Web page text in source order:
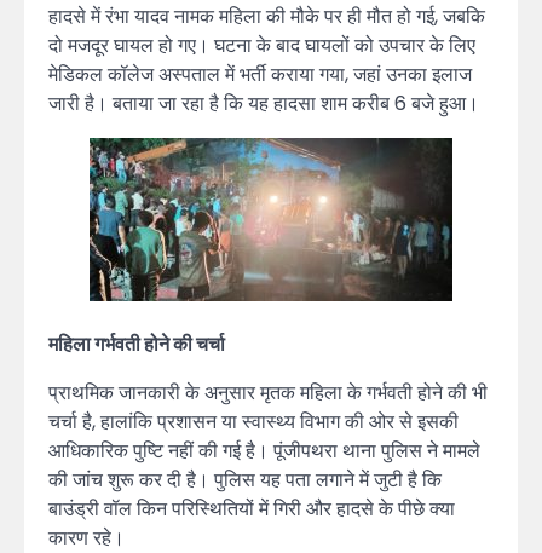
हादसे में रंभा यादव नामक महिला की मौके पर ही मौत हो गई, जबकि
दो मजदूर घायल हो गए। घटना के बाद घायलों को उपचार के लिए
मेडिकल कॉलेज अस्पताल में भर्ती कराया गया, जहां उनका इलाज
जारी है। बताया जा रहा है कि यह हादसा शाम करीब 6 बजे हुआ।
महिला गर्भवती होने की चर्चा
प्राथमिक जानकारी के अनुसार मृतक महिला के गर्भवती होने की भी
चर्चा है, हालांकि प्रशासन या स्वास्थ्य विभाग की ओर से इसकी
आधिकारिक पुष्टि नहीं की गई है। पूंजीपथरा थाना पुलिस ने मामले
की जांच शुरू कर दी है। पुलिस यह पता लगाने में जुटी है कि
बाउंड्री वॉल किन परिस्थितियों में गिरी और हादसे के पीछे क्या
कारण रहे।